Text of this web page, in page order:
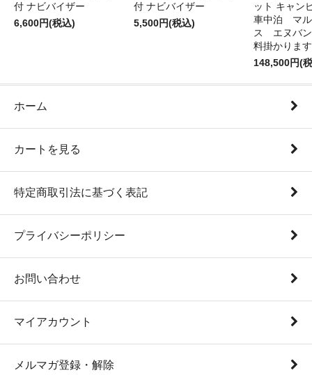
付 ナビバイザー
6,600円(税込)
付 ナビバイザー
5,500円(税込)
ット キャン
車中泊 マル
ス エヌバ
料掛かります
148,500円(
ホーム
カートを見る
特定商取引法に基づく表記
プライバシーポリシー
お問い合わせ
マイアカウント
メルマガ登録・解除